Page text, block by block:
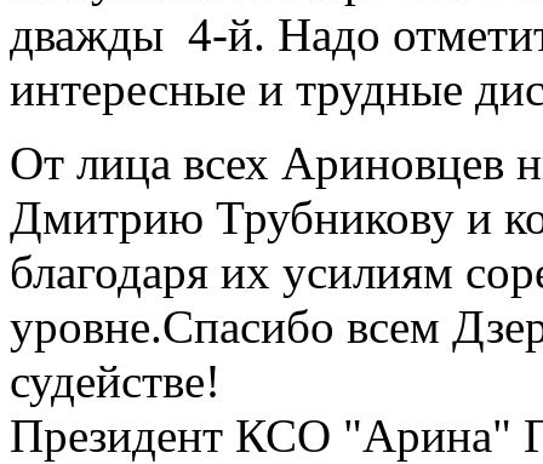
дважды 4-й. Надо
интересные и трудные
От лица всех Ариновцев
Дмитрию Трубникову и
благодаря их усилиям
уровне.Спасибо всем
судействе!
Президент КСО "Арина"